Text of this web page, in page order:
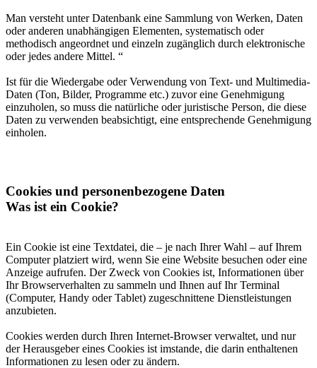
Man versteht unter Datenbank eine Sammlung von Werken, Daten
oder anderen unabhängigen Elementen, systematisch oder
methodisch angeordnet und einzeln zugänglich durch elektronische
oder jedes andere Mittel. “
Ist für die Wiedergabe oder Verwendung von Text- und Multimedia-
Daten (Ton, Bilder, Programme etc.) zuvor eine Genehmigung
einzuholen, so muss die natürliche oder juristische Person, die diese
Daten zu verwenden beabsichtigt, eine entsprechende Genehmigung
einholen.
Cookies und personenbezogene Daten
Was ist ein Cookie?
Ein Cookie ist eine Textdatei, die – je nach Ihrer Wahl – auf Ihrem
Computer platziert wird, wenn Sie eine Website besuchen oder eine
Anzeige aufrufen. Der Zweck von Cookies ist, Informationen über
Ihr Browserverhalten zu sammeln und Ihnen auf Ihr Terminal
(Computer, Handy oder Tablet) zugeschnittene Dienstleistungen
anzubieten.
Cookies werden durch Ihren Internet-Browser verwaltet, und nur
der Herausgeber eines Cookies ist imstande, die darin enthaltenen
Informationen zu lesen oder zu ändern.